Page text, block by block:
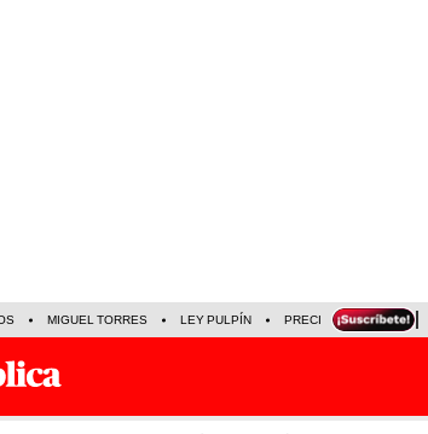
MIGUEL TORRES LEY PULPÍN PRECIO DEL DÓLAR